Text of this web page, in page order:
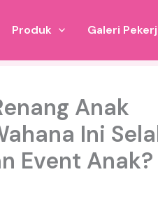
Produk Galeri
Anak
Ini
Event Anak?